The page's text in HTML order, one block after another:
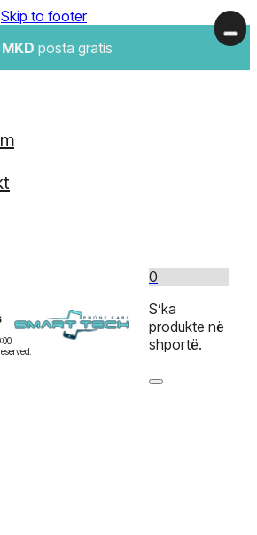
Skip to footer
posta gratis
0
S’ka
produkte në
shportë.